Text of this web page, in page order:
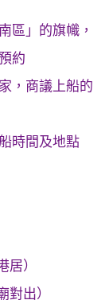
區」的旗幟，
約
，商議上船的
時間及地點
）
出）